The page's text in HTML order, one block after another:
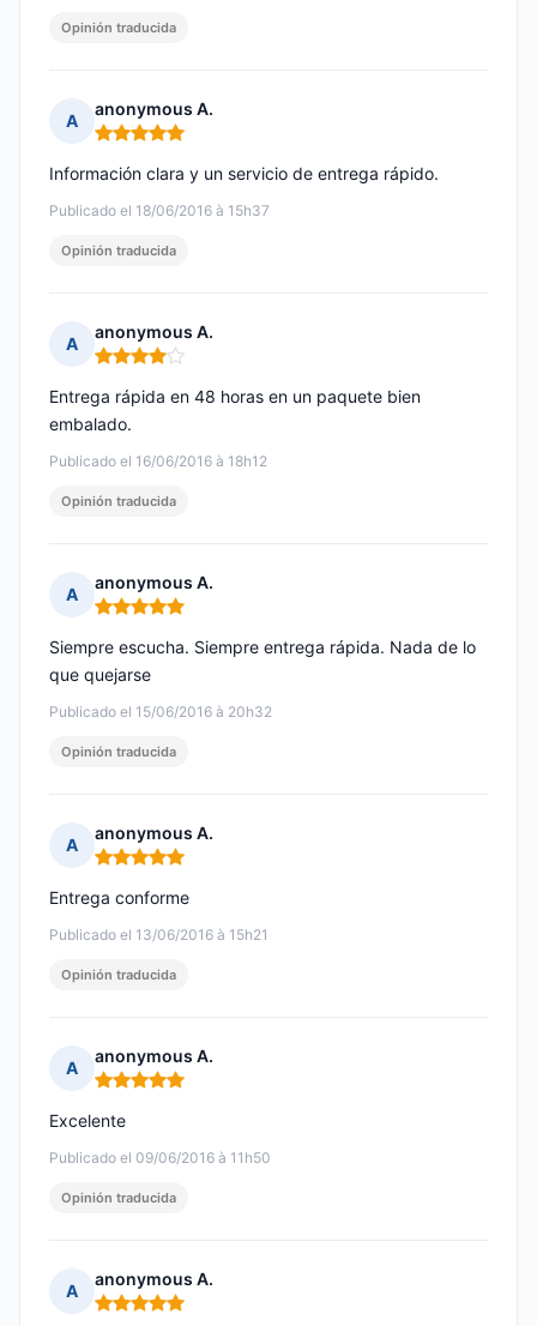
Opinión traducida
A
anonymous A.
Nota: 5 de 5
Publicado el 18/06/2016 à 15h37
Información clara y un servicio de entrega rápido.
Opinión traducida
A
anonymous A.
Nota: 4 de 5
Publicado el 16/06/2016 à 18h12
Entrega rápida en 48 horas en un paquete bien
embalado.
Opinión traducida
A
anonymous A.
Nota: 5 de 5
Publicado el 15/06/2016 à 20h32
Siempre escucha. Siempre entrega rápida. Nada de lo
que quejarse
Opinión traducida
A
anonymous A.
Nota: 5 de 5
Publicado el 13/06/2016 à 15h21
Entrega conforme
Opinión traducida
A
anonymous A.
Nota: 5 de 5
Publicado el 09/06/2016 à 11h50
Excelente
Opinión traducida
A
anonymous A.
Nota: 5 de 5